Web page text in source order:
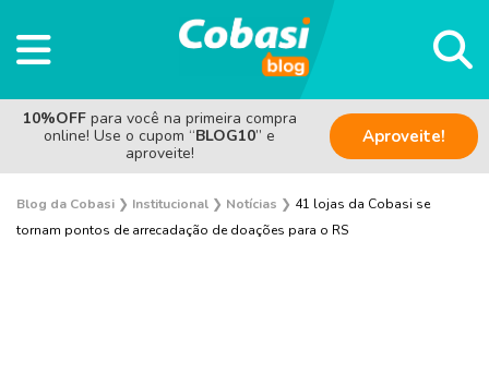
10%OFF para você na primeira compra
online! Use o cupom “BLOG10” e
aproveite!
Aproveite!
Blog da Cobasi ❯ Institucional ❯ Notícias ❯ 41 lojas da Cobasi se
tornam pontos de arrecadação de doações para o RS